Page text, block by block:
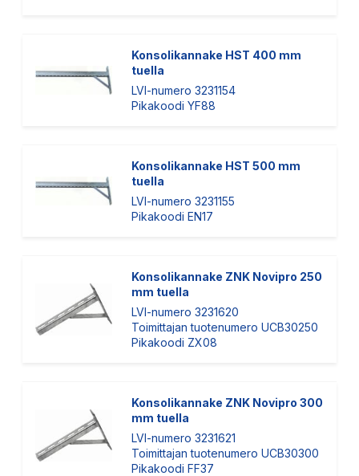
Konsolikannake HST 400 mm
tuella
LVI-numero 3231154
Pikakoodi YF88
Konsolikannake HST 500 mm
tuella
LVI-numero 3231155
Pikakoodi EN17
Konsolikannake ZNK Novipro 250
mm tuella
LVI-numero 3231620
Toimittajan tuotenumero UCB30250
Pikakoodi ZX08
Konsolikannake ZNK Novipro 300
mm tuella
LVI-numero 3231621
Toimittajan tuotenumero UCB30300
Pikakoodi FF37